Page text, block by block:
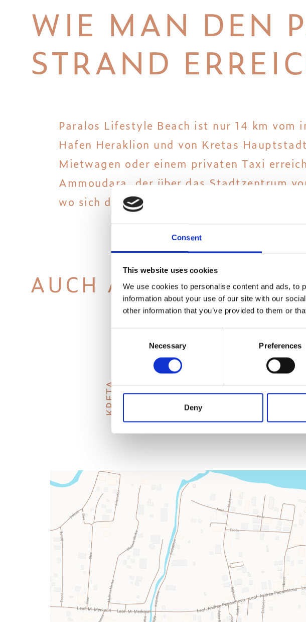
Consent
This website uses cookies
We use cookies to personalise content and ads, to
information about your use of our site with our
other information that you’ve provided to them or
Necessary Preferences
Deny
WIE MAN DEN
STRAND
Paralos Lifestyle Beach ist nur 14 km vom
Hafen Heraklion und von Kretas
Mietwagen oder einem privaten Taxi
Ammoudara, der über das Stadtzentrum
wo sich das Hotel befindet.
AUCH ANZEIGEN
KRETA HERAKLION